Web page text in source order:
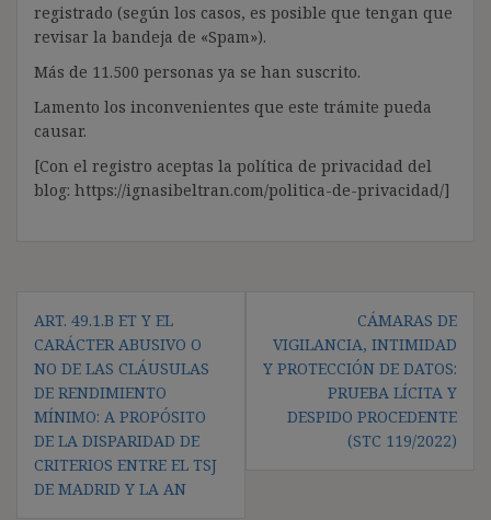
registrado (según los casos, es posible que tengan que
revisar la bandeja de «Spam»).
Más de 11.500 personas ya se han suscrito.
Lamento los inconvenientes que este trámite pueda
causar.
[Con el registro aceptas la política de privacidad del
blog: https://ignasibeltran.com/politica-de-privacidad/]
de
entradas
ART. 49.1.B ET Y EL
CARÁCTER ABUSIVO O
NO DE LAS CLÁUSULAS
DE RENDIMIENTO
MÍNIMO: A PROPÓSITO
DE LA DISPARIDAD DE
CRITERIOS ENTRE EL TSJ
DE MADRID Y LA AN
CÁMARAS DE
VIGILANCIA, INTIMIDAD
Y PROTECCIÓN DE DATOS:
PRUEBA LÍCITA Y
DESPIDO PROCEDENTE
(STC 119/2022)